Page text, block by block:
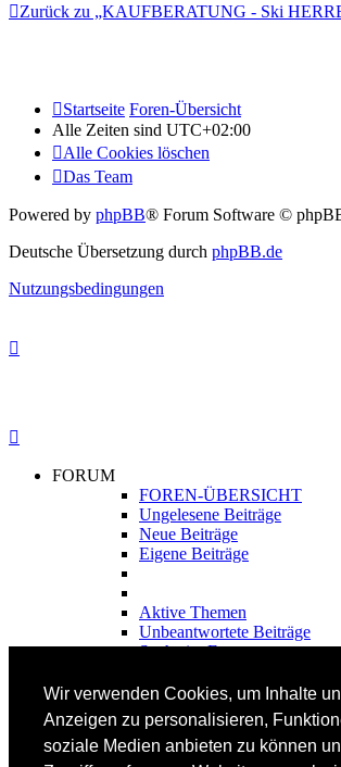
Wir verwenden Cookies, um Inhalte
Anzeigen zu personalisieren,
soziale Medien anbieten zu können
Zurück zu „KAUFBERATUNG - Ski
Startseite Foren-Übersicht
Alle Zeiten sind UTC+02:00
Alle Cookies löschen
Das Team
Powered by phpBB® Forum Software ©
Deutsche Übersetzung durch phpBB.de
Nutzungsbedingungen
FORUM
FOREN-ÜBERSICHT
Ungelesene Beiträge
Neue Beiträge
Eigene Beiträge
Aktive Themen
Unbeantwortete Beiträge
Suche im Forum
FAHRTECHNIK
Fortgeschrittene
Lehrplan